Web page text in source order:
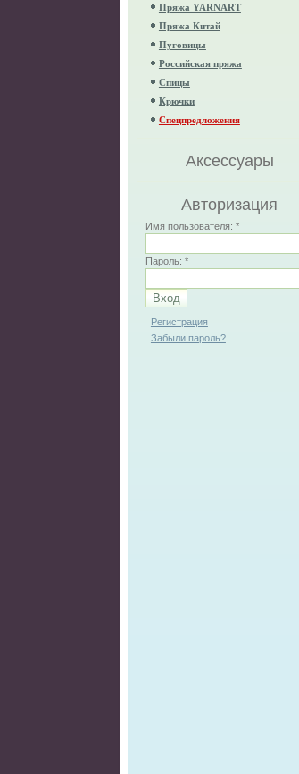
Пряжа YARNART
Пряжа Китай
Пуговицы
Российская пряжа
Спицы
Крючки
Спецпредложения
Аксессуары
Авторизация
Имя пользователя:*
Пароль:*
Регистрация
Забыли пароль?